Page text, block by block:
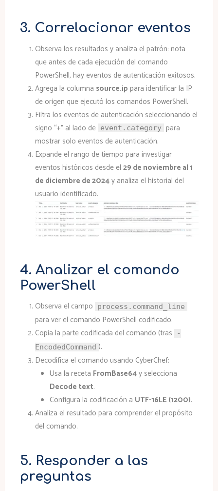
3. Correlacionar eventos
Observa los resultados y analiza el patrón: nota
que antes de cada ejecución del comando
PowerShell, hay eventos de autenticación exitosos.
Agrega la columna source.ip para identificar la IP
de origen que ejecutó los comandos PowerShell.
Filtra los eventos de autenticación seleccionando el
signo “+” al lado de event.category para
mostrar solo eventos de autenticación.
Expande el rango de tiempo para investigar
eventos históricos desde el 29 de noviembre al 1
de diciembre de 2024y analiza el historial del
usuario identificado.
4. Analizar el comando
PowerShell
Observa el campo process.command_line
para ver el comando PowerShell codificado.
Copia la parte codificada del comando (tras
-
EncodedCommand ).
Decodifica el comando usando CyberChef:
Usa la receta FromBase64y selecciona
Decode text.
Configura la codificación a UTF-16LE (1200).
Analiza el resultado para comprender el propósito
del comando.
5. Responder a las
preguntas